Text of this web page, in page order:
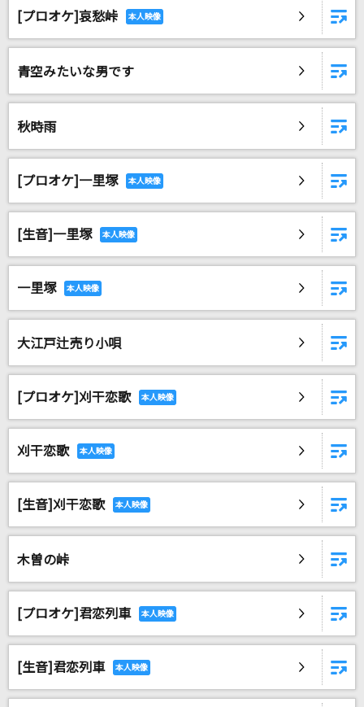
TEST ME
RPG
SEKAI NO OWARI(世界の終わり)
ノーザンクロス
郷ひろみ
Real Face
Lemon
米津玄師
ノーダウト
Official髭男dism
花束のかわりにメロディーを
灰色と青(+菅田将暉)
米津玄師
DAMの新曲・ランキングなど
カラオケ最新情報をチェック！
[プロオケ]哀愁峠
青空みたいな男です
秋時雨
[プロオケ]一里塚
[生音]一里塚
一里塚
大江戸辻売り小唄
[プロオケ]刈干恋歌
刈干恋歌
[生音]刈干恋歌
木曽の峠
[プロオケ]君恋列車
[生音]君恋列車